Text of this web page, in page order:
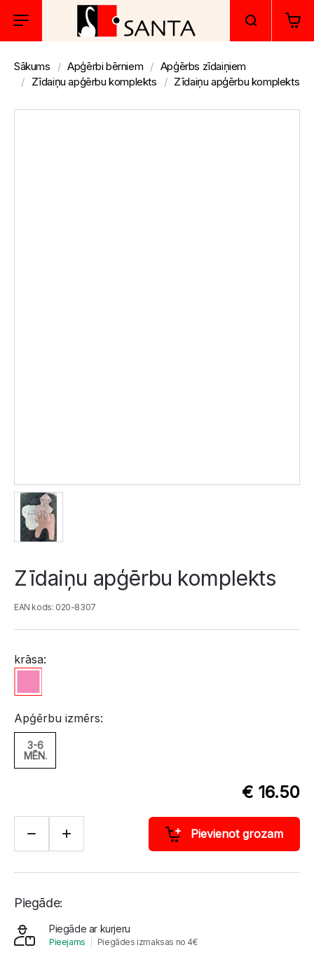
Sākums Apģērbi bērniem
Apģērbs zīdaiņiem
Zīdaiņu apģērbu komplekts
Zīdaiņu apģērbu komplekts
Zīdaiņu apģērbu komplekts
EAN kods: 020-8307
krāsa:
Apģērbu izmērs:
3-6
MĒN.
€ 16.50
Pievienot grozam
Piegāde:
Piegāde ar kurjeru
Pieejams Piegādes izmaksas no 4€